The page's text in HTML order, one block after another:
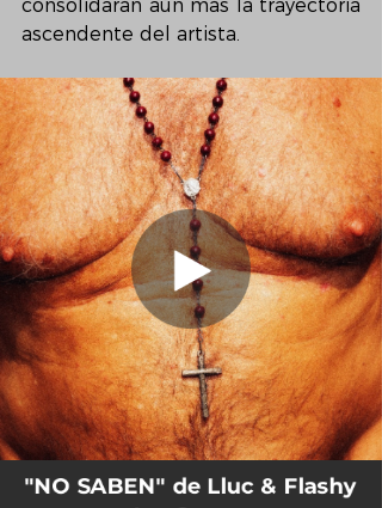
consolidarán aún más la trayectoria
ascendente del artista.